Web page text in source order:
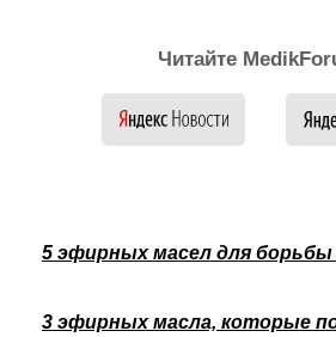
Читайте
5 эфирных масел для
3 эфирных масла, которые